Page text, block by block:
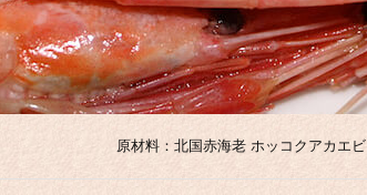
原材料：北国赤海老 ホッコクアカエビ